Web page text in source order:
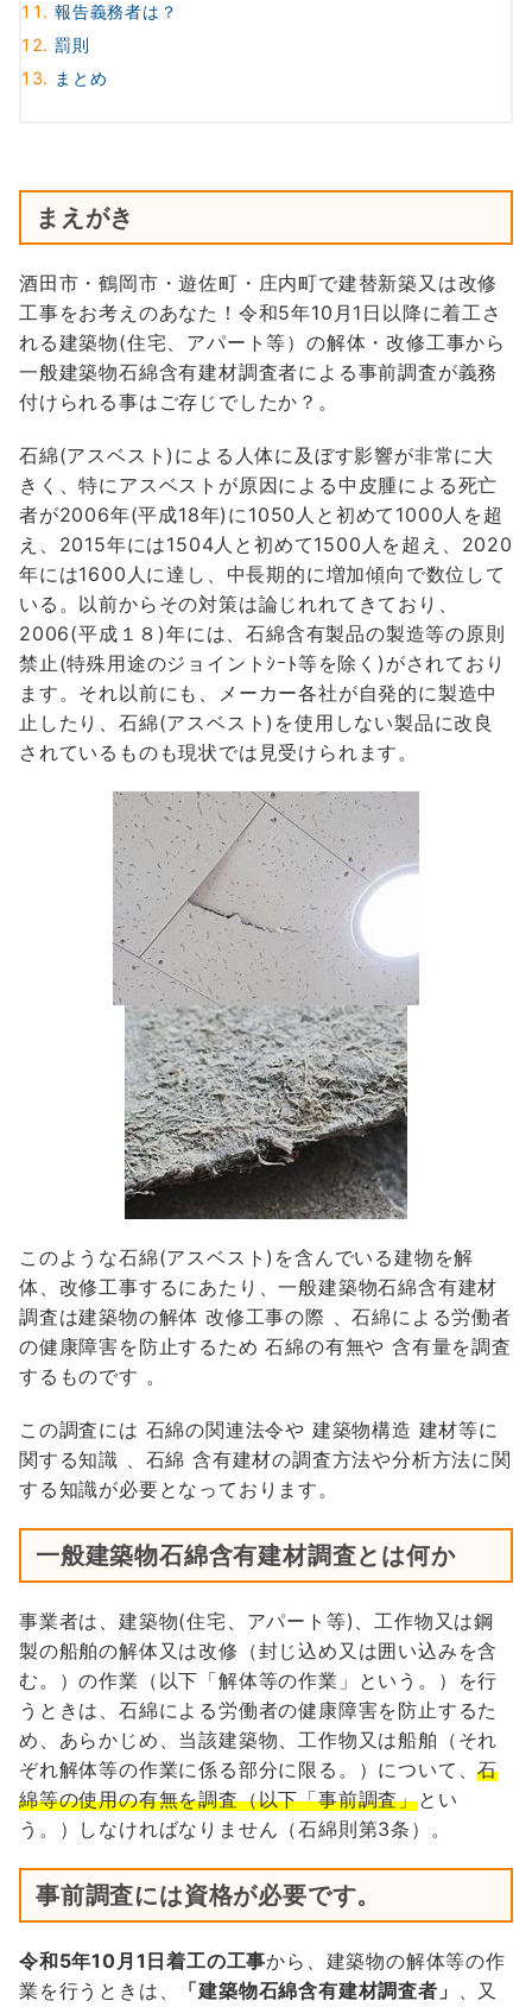
報告義務者は？
罰則
まとめ
まえがき
酒田市・鶴岡市・遊佐町・庄内町で建替新築又は改修
工事をお考えのあなた！令和5年10月1日以降に着工さ
れる建築物(住宅、アパート等）の解体・改修工事から
一般建築物石綿含有建材調査者による事前調査が義務
付けられる事はご存じでしたか？。
石綿(アスベスト)による人体に及ぼす影響が非常に大
きく、特にアスベストが原因による中皮腫による死亡
者が2006年(平成18年)に1050人と初めて1000人を超
え、2015年には1504人と初めて1500人を超え、2020
年には1600人に達し、中長期的に増加傾向で数位して
いる。以前からその対策は論じれれてきており、
2006(平成１８)年には、石綿含有製品の製造等の原則
禁止(特殊用途のジョイントｼｰﾄ等を除く)がされており
ます。それ以前にも、メーカー各社が自発的に製造中
止したり、石綿(アスベスト)を使用しない製品に改良
されているものも現状では見受けられます。
このような石綿(アスベスト)を含んでいる建物を解
体、改修工事するにあたり、一般建築物石綿含有建材
調査は建築物の解体 改修工事の際 、石綿による労働者
の健康障害を防止するため 石綿の有無や 含有量を調査
するものです 。
この調査には 石綿の関連法令や 建築物構造 建材等に
関する知識 、石綿 含有建材の調査方法や分析方法に関
する知識が必要となっております。
一般建築物石綿含有建材調査とは何か
事業者は、建築物(住宅、アパート等)、工作物又は鋼
製の船舶の解体又は改修（封じ込め又は囲い込みを含
む。）の作業（以下「解体等の作業」という。）を行
うときは、石綿による労働者の健康障害を防止するた
め、あらかじめ、当該建築物、工作物又は船舶（それ
ぞれ解体等の作業に係る部分に限る。）について、石
綿等の使用の有無を調査（以下「事前調査」とい
う。）しなければなりません（石綿則第3条）。
事前調査には資格が必要です。
令和5年10月1日着工の工事から、建築物の解体等の作
業を行うときは、
「建築物石綿含有建材調査者」 、又